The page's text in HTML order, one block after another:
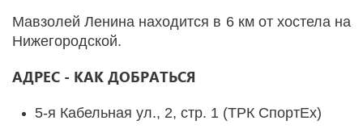
Мавзолей Ленина находится в 6 км от хостела на
Нижегородской.
АДРЕС - КАК ДОБРАТЬСЯ
5-я Кабельная ул., 2, стр. 1 (ТРК СпортEx)